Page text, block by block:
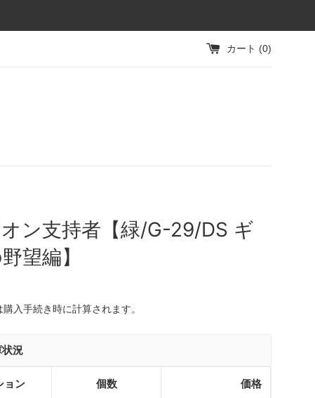
カート (0)
ン支持者【緑/G-29/DS ギ
望編】
購入手続き時に計算されます。
況
ョン 個数 価格